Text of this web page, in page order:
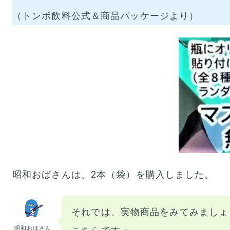
（トンボ飲料公式＆商品パッケージより）
昭和おばさんは、2本（袋）を購入しました。
昭和おばさん
それでは、実物商品をみてみまし